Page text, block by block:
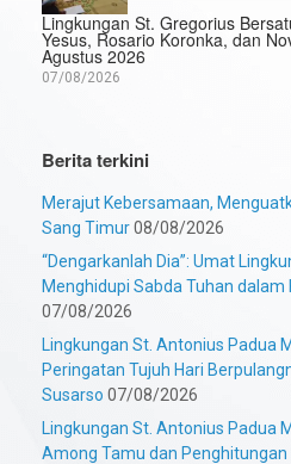
Lingkungan St. Gregorius
Yesus, Rosario Koronka, dan
Agustus 2026
07/08/2026
Berita terkini
Merajut Kebersamaan,
Sang Timur08/08/2026
“Dengarkanlah Dia”: Umat
Menghidupi Sabda Tuhan
07/08/2026
Lingkungan St. Antonius Padua
Peringatan Tujuh Hari
Susarso 07/08/2026
Lingkungan St. Antonius Padua
Among Tamu dan Penghitungan